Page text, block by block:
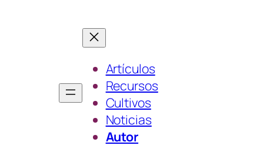
Artículos
Recursos
Cultivos
Noticias
Autor